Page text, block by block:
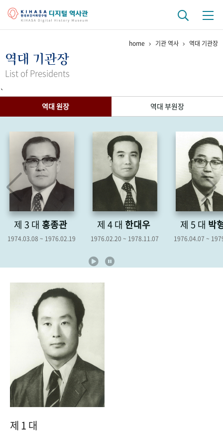
걸어온 길 기관 변천사
연구 역사
정책과 연구 키워드로 보는 연구 역사
연구자들
기록물 아카이브
사진 아카이브 문서 기록물 행정박물 영상 기록물
50+1주년 기념
성과 50선 숫자로 보는 50년 50 +1주년 광장
세계와 함께 한 KIHASA
home 기관 역사 역대 기관장
역대 기관장
List of Presidents
`
역대 원장
역대 부원장
종관 제 4 대 한대우
1976.02.20 ~ 1978.11.07
제 5 대 박형종
1976.04.07 ~ 1979.04.06
제 1 대